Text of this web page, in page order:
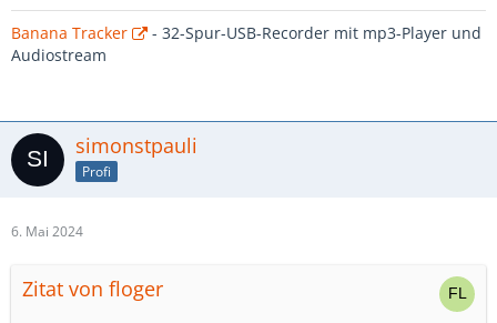
Banana Tracker
- 32-Spur-USB-Recorder mit mp3-Player und
Audiostream
simonstpauli
Profi
6. Mai 2024
Zitat von floger